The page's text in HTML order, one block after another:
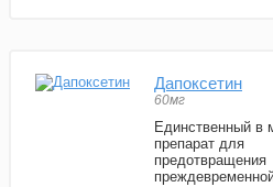
Дапоксетин
60мг
Единственный в
препарат для
предотвращения